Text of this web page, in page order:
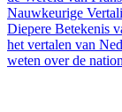
Nauwkeurige
Diepere Betekenis
het vertalen van
weten over de